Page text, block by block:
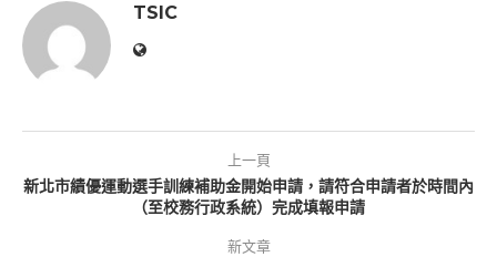
TSIC
上一頁
新北市績優運動選手訓練補助金開始申請，請符合申請者於時間內
（至校務行政系統）完成填報申請
新文章